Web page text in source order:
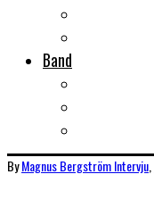
Band
ByMagnus BergströmIntervju